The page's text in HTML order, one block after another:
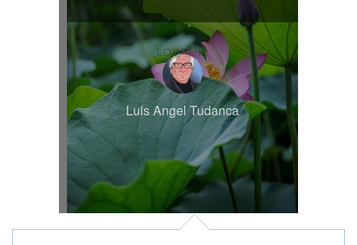
Luis Angel Tudanca